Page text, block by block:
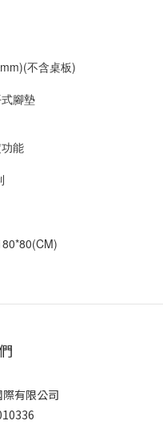
不含桌板)
腳墊
能
有限公司